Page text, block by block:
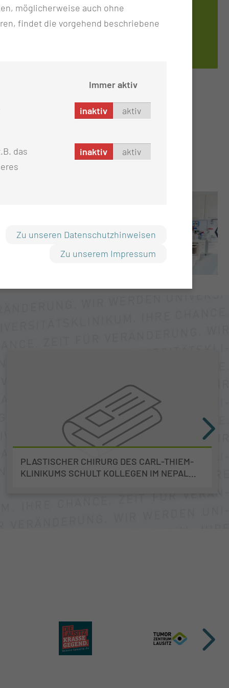
SO FINDEN SIE UNS
PLASTISCHER CHIRURG DES CARL-THIEM-
KLINIKUMS SCHULT KOLLEGEN IM NEPAL
möglicherweise auch ohne
findet die vorgehend beschriebene
Immer aktiv
inaktiv aktiv
das
inaktiv aktiv
Zu unseren Datenschutzhinweisen
Zu unserem Impressum